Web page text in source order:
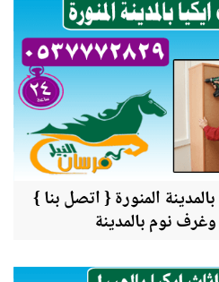
المنورة { اتصل بنا }
نوم بالمدينة